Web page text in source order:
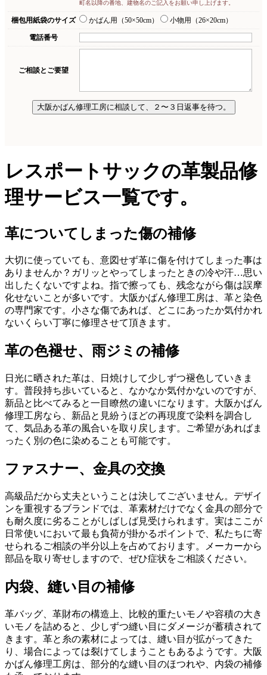
レスポートサックの革製品修
理サービス一覧です。
革についてしまった傷の補修
大切に使っていても、意図せず革に傷を付けてしまった事は
ありませんか？ガリッとやってしまったときの冷や汗…思い
出したくないですよね。指で擦っても、残念ながら傷は誤摩
化せないことが多いです。大阪かばん修理工房は、革と染色
の専門家です。小さな傷であれば、どこにあったか気付かれ
ないくらい丁寧に修理させて頂きます。
革の色褪せ、雨ジミの補修
日光に晒された革は、日焼けして少しずつ褪色していきま
す。普段持ち歩いていると、なかなか気付かないのですが、
新品と比べてみると一目瞭然の違いになります。大阪かばん
修理工房なら、新品と見紛うほどの再現度で染料を調合し
て、気品ある革の風合いを取り戻します。ご希望があればま
ったく別の色に染めることも可能です。
ファスナー、金具の交換
高級品だから丈夫ということは決してございません。デザイ
ンを重視するブランドでは、革素材だけでなく金具の部分で
も耐久度に劣ることがしばしば見受けられます。実はここが
日常使いにおいて最も負荷が掛かるポイントで、私たちに寄
せられるご相談の半分以上を占めております。メーカーから
部品を取り寄せしますので、ぜひ症状をご相談ください。
内袋、縫い目の補修
革バッグ、革財布の構造上、比較的重たいモノや容積の大き
いモノを詰めると、少しずつ縫い目にダメージが蓄積されて
きます。革と糸の素材によっては、縫い目が拡がってきた
り、場合によっては裂けてしまうこともあるようです。大阪
かばん修理工房は、部分的な縫い目のほつれや、内袋の補修